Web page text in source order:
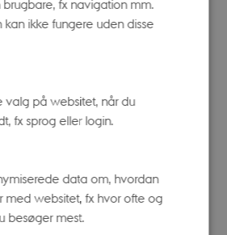
begrænsning på, hvor mange
på samme tid og øget
besøgende. I museernes
ensrettede veje med pile og
gæsterne.
i både Væksthusene og på
fx navigation mm.
kan ikke fungere uden disse
valg på websitet, når du
fx sprog eller login.
data om, hvordan
med websitet, fx hvor ofte og
besøger mest.